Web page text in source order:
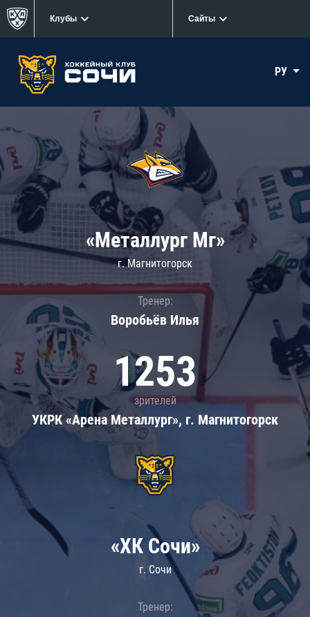
Клубы Сайты
РУ
«Металлург Мг»
г. Магнитогорск
Тренер:
Воробьёв Илья
1253
зрителей
УКРК «Арена Металлург», г. Магнитогорск
«ХК Сочи»
г. Сочи
Тренер: